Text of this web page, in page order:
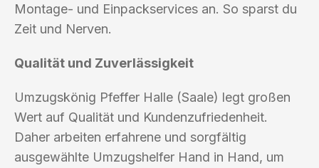
Montage- und Einpackservices an. So sparst du
Zeit und Nerven.
Qualität und Zuverlässigkeit
Umzugskönig Pfeffer Halle (Saale) legt großen
Wert auf Qualität und Kundenzufriedenheit.
Daher arbeiten erfahrene und sorgfältig
ausgewählte Umzugshelfer Hand in Hand, um